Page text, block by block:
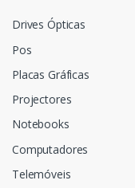
Drives Ópticas
Pos
Placas Gráficas
Projectores
Notebooks
Computadores
Telemóveis